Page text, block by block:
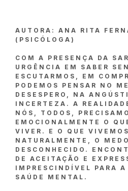
AUTORA: ANA RITA
(PSICÓLOGA)
COM A PRESENÇA DA
URGÊNCIA EM SABER
ESCUTARMOS, EM
PODEMOS PENSAR NO
DESESPERO, NA
INCERTEZA. A
NÓS, TODOS,
EMOCIONALMENTE O
VIVER. E O QUE
NATURALMENTE, O
DESCONHECIDO.
DE ACEITAÇÃO E
IMPRESCINDÍVEL PARA A
SAÚDE MENTAL.